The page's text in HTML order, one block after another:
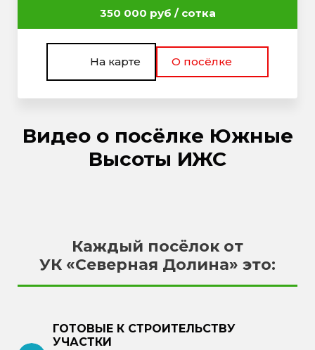
350 000 руб / сотка
На карте О посёлке
Видео о посёлке Южные
Высоты ИЖС
Каждый посёлок от
УК «Северная Долина»‎ это:
ГОТОВЫЕ К СТРОИТЕЛЬСТВУ
УЧАСТКИ